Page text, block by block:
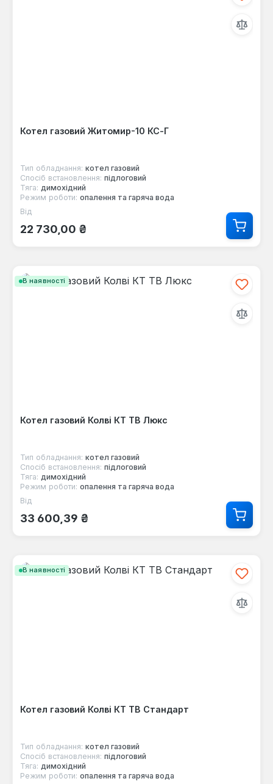
Котел газовий Житомир-10 КС-Г
Тип обладнання: котел газовий
Спосіб встановлення: підлоговий
Тяга: димохідний
Режим роботи: опалення та гаряча вода
Звичайна ціна:
Від
22 730,00 ₴
В наявності
Котел газовий Колві КТ TB Люкс
Тип обладнання: котел газовий
Спосіб встановлення: підлоговий
Тяга: димохідний
Режим роботи: опалення та гаряча вода
Звичайна ціна:
Від
33 600,39 ₴
В наявності
Котел газовий Колві КТ TB Стандарт
Тип обладнання: котел газовий
Спосіб встановлення: підлоговий
Тяга: димохідний
Режим роботи: опалення та гаряча вода